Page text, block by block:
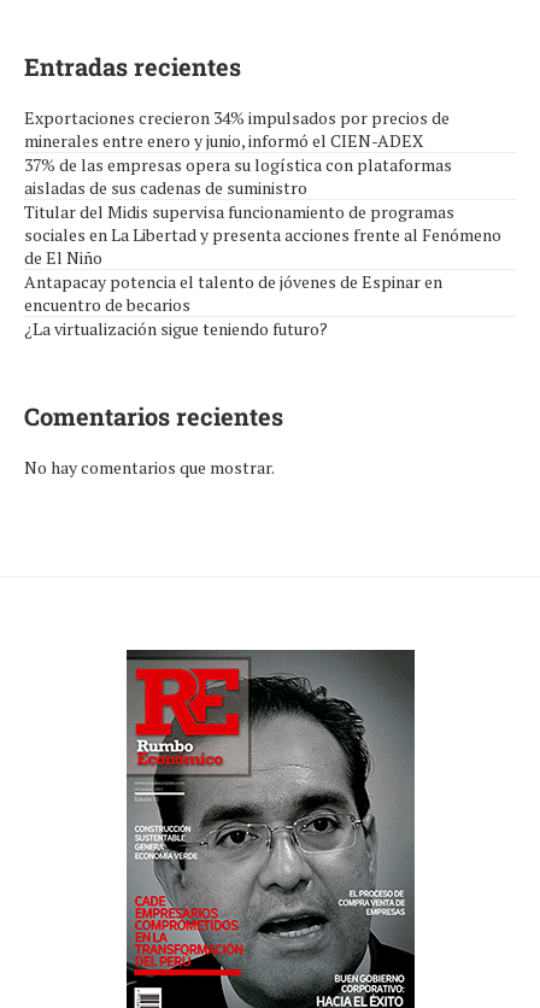
Entradas recientes
Exportaciones crecieron 34% impulsados por precios de
minerales entre enero y junio, informó el CIEN-ADEX
37% de las empresas opera su logística con plataformas
aisladas de sus cadenas de suministro
Titular del Midis supervisa funcionamiento de programas
sociales en La Libertad y presenta acciones frente al Fenómeno
de El Niño
Antapacay potencia el talento de jóvenes de Espinar en
encuentro de becarios
¿La virtualización sigue teniendo futuro?
Comentarios recientes
No hay comentarios que mostrar.